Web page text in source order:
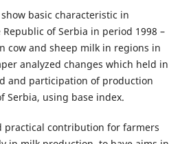
basic characteristic in
of Serbia in period 1998 –
cow and sheep milk in regions in
analyzed changes which held in
and participation of production
Serbia, using base index.
practical contribution for farmers